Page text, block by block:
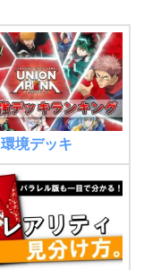
環境デッキ